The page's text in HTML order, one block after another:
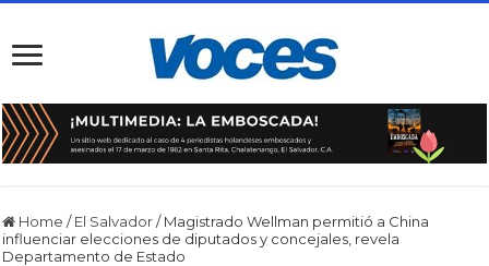
Home / El Salvador / Magistrado Wellman permitió a China
influenciar elecciones de diputados y concejales, revela
Departamento de Estado